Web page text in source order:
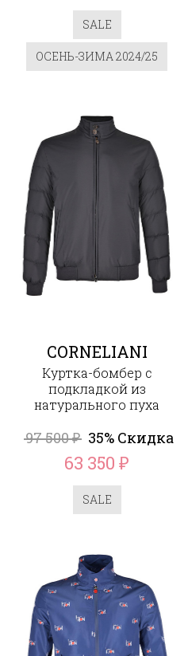
SALE
ОСЕНЬ-ЗИМА 2024/25
CORNELIANI
Куртка-бомбер с
подкладкой из
натурального пуха
97 500₽ 35% Скидка
63 350₽
SALE